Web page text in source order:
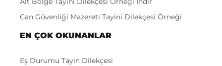
Can Güvenliği Mazereti Tayini Dilekçesi Örneği
EN ÇOK OKUNANLAR
Eş Durumu Tayin Dilekçesi